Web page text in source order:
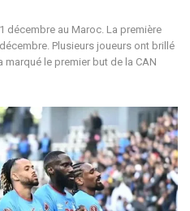
décembre au Maroc. La première
Plusieurs joueurs ont brillé
marqué le premier but de la CAN